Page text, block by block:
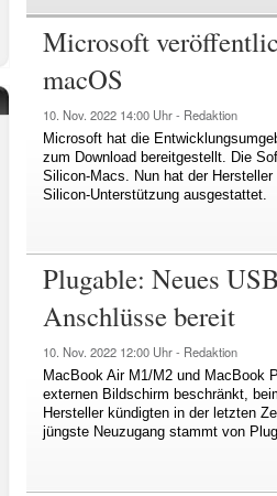
Microsoft
macOS
10. Nov. 2022 14:00 Uhr - Redaktion
Microsoft hat die
zum Download bereitgestellt. Die
Silicon-Macs. Nun hat der
Silicon-Unterstützung ausgestattet.
Plugable: Neues
Anschlüsse bereit
10. Nov. 2022 12:00 Uhr - Redaktion
MacBook Air M1/M2 und MacBook
externen Bildschirm beschränkt,
Hersteller kündigten in der letzten
jüngste Neuzugang stammt von